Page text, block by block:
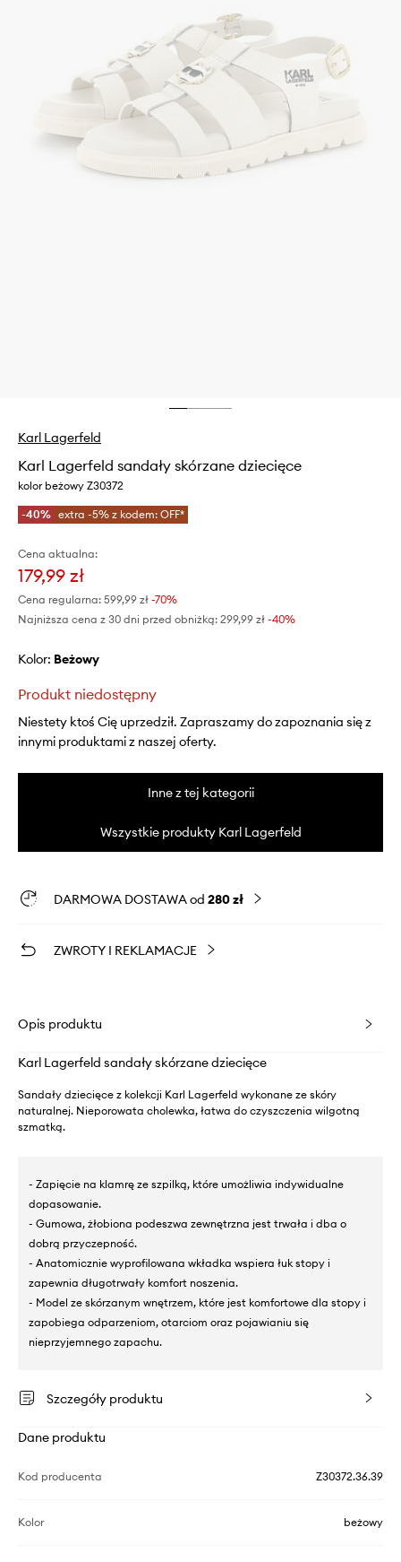
Karl Lagerfeld
Karl Lagerfeld sandały skórzane dziecięce
kolor beżowy Z30372
-40% extra -5% z kodem: OFF*
Cena aktualna:
179,99 zł
Cena regularna: 599,99 zł -70%
Najniższa cena z 30 dni przed obniżką: 299,99 zł -40%
Kolor: beżowy
Produkt niedostępny
Niestety ktoś Cię uprzedził. Zapraszamy do zapoznania się z
innymi produktami z naszej oferty.
Inne z tej kategorii
Wszystkie produkty Karl Lagerfeld
DARMOWA DOSTAWA od 280 zł
ZWROTY I REKLAMACJE
Opis produktu
Karl Lagerfeld sandały skórzane dziecięce
Sandały dziecięce z kolekcji Karl Lagerfeld wykonane ze skóry
naturalnej. Nieporowata cholewka, łatwa do czyszczenia wilgotną
szmatką.
- Zapięcie na klamrę ze szpilką, które umożliwia indywidualne
dopasowanie.
- Gumowa, żłobiona podeszwa zewnętrzna jest trwała i dba o
dobrą przyczepność.
- Anatomicznie wyprofilowana wkładka wspiera łuk stopy i
zapewnia długotrwały komfort noszenia.
- Model ze skórzanym wnętrzem, które jest komfortowe dla stopy i
zapobiega odparzeniom, otarciom oraz pojawianiu się
nieprzyjemnego zapachu.
Szczegóły produktu
Dane produktu
Kod producenta Z30372.36.39
Kolor beżowy